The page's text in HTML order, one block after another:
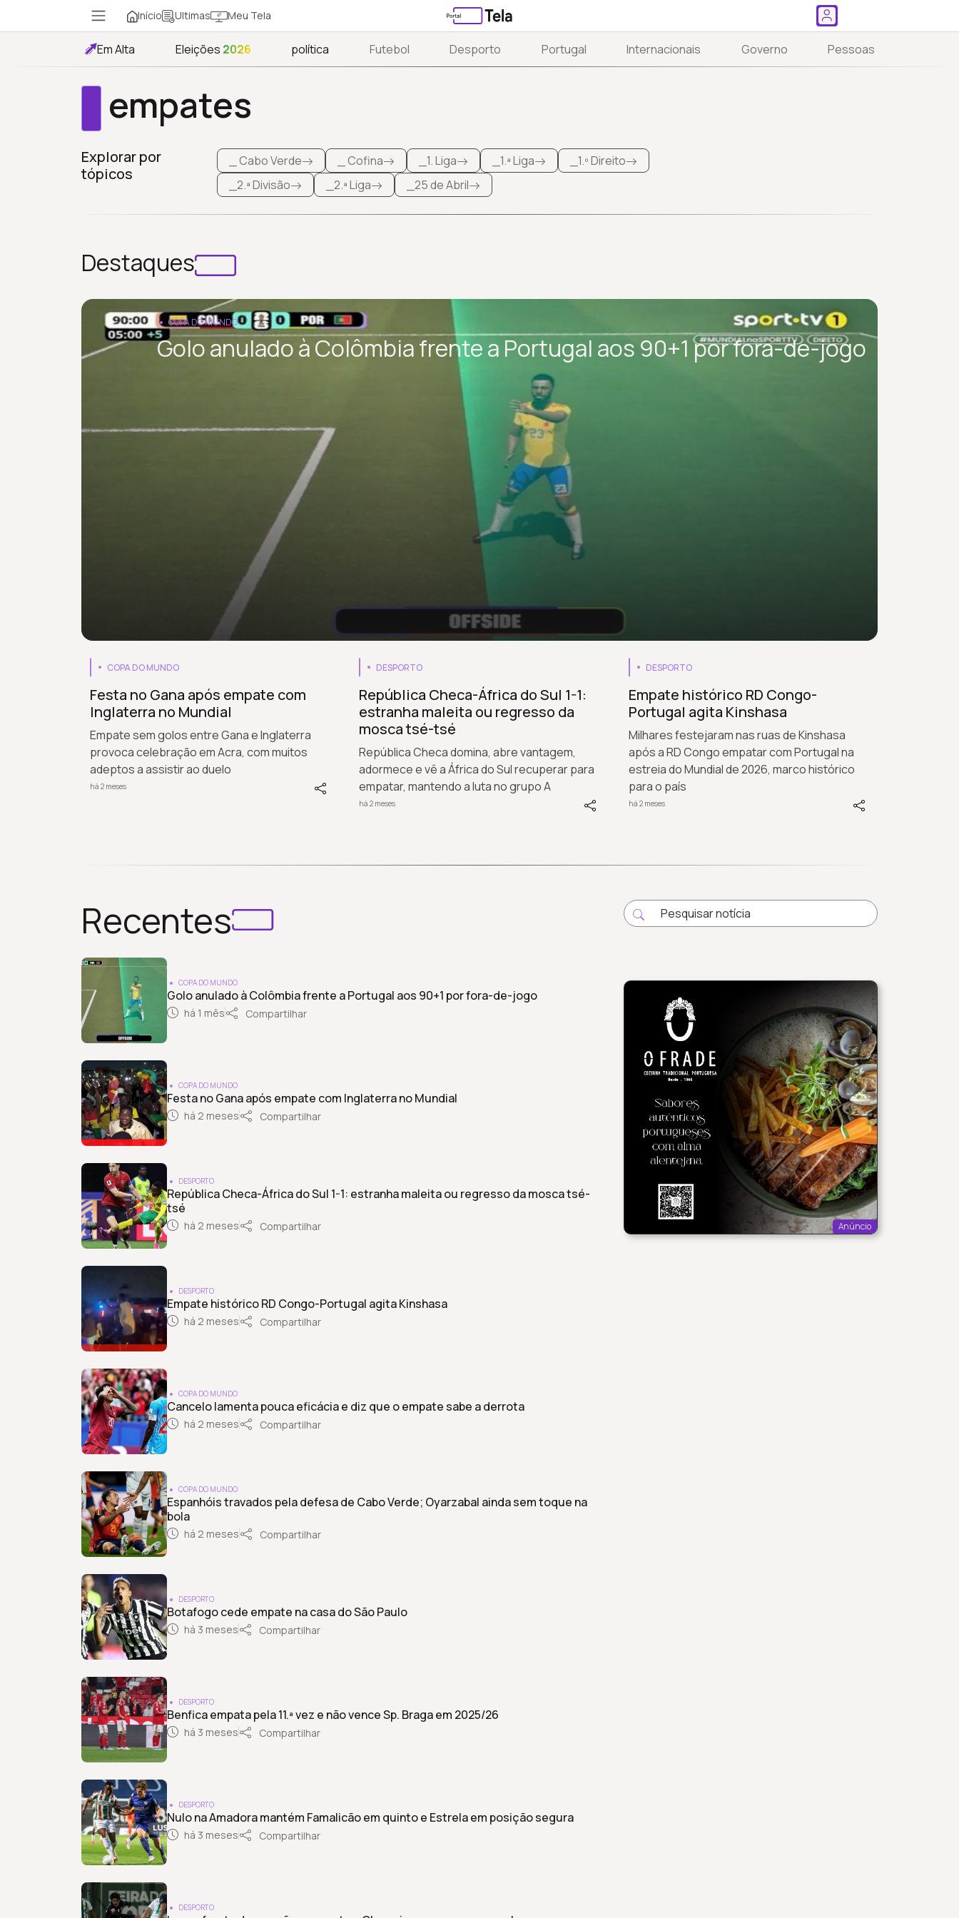
Início Ultimas Meu Tela
Em Alta Eleições 2026 política Futebol Desporto Portugal Internacionais Governo Pessoas
empates
Explorar por
tópicos
_ Cabo Verde _ Cofina _1. Liga _1.ª Liga
_1.º Direito
_2.ª Divisão
_2.ª Liga _25 de Abril
Destaques
COPA DO MUNDO
Golo anulado à Colômbia frente a Portugal aos 90+1 por fora-de-jogo
há 1 mês
COPA DO MUNDO
Festa no Gana após empate com
Inglaterra no Mundial
Empate sem golos entre Gana e Inglaterra
provoca celebração em Acra, com muitos
adeptos a assistir ao duelo
há 2 meses
DESPORTO
República Checa-África do Sul 1-1:
estranha maleita ou regresso da
mosca tsé-tsé
República Checa domina, abre vantagem,
adormece e vê a África do Sul recuperar para
empatar, mantendo a luta no grupo A
há 2 meses
DESPORTO
Empate histórico RD Congo-
Portugal agita Kinshasa
Milhares festejaram nas ruas de Kinshasa
após a RD Congo empatar com Portugal na
estreia do Mundial de 2026, marco histórico
para o país
há 2 meses
Recentes
Anúncio
COPA DO MUNDO
Golo anulado à Colômbia frente a Portugal aos 90+1 por fora-de-jogo
há 1 mês Compartilhar
COPA DO MUNDO
Festa no Gana após empate com Inglaterra no Mundial
há 2 meses Compartilhar
DESPORTO
República Checa-África do Sul 1-1: estranha maleita ou regresso da mosca tsé-
tsé
há 2 meses Compartilhar
DESPORTO
Empate histórico RD Congo-Portugal agita Kinshasa
há 2 meses Compartilhar
COPA DO MUNDO
Cancelo lamenta pouca eficácia e diz que o empate sabe a derrota
há 2 meses Compartilhar
COPA DO MUNDO
Espanhóis travados pela defesa de Cabo Verde; Oyarzabal ainda sem toque na
bola
há 2 meses Compartilhar
DESPORTO
Botafogo cede empate na casa do São Paulo
há 3 meses Compartilhar
DESPORTO
Benfica empata pela 11.ª vez e não vence Sp. Braga em 2025/26
há 3 meses Compartilhar
DESPORTO
Nulo na Amadora mantém Famalicão em quinto e Estrela em posição segura
há 3 meses Compartilhar
DESPORTO